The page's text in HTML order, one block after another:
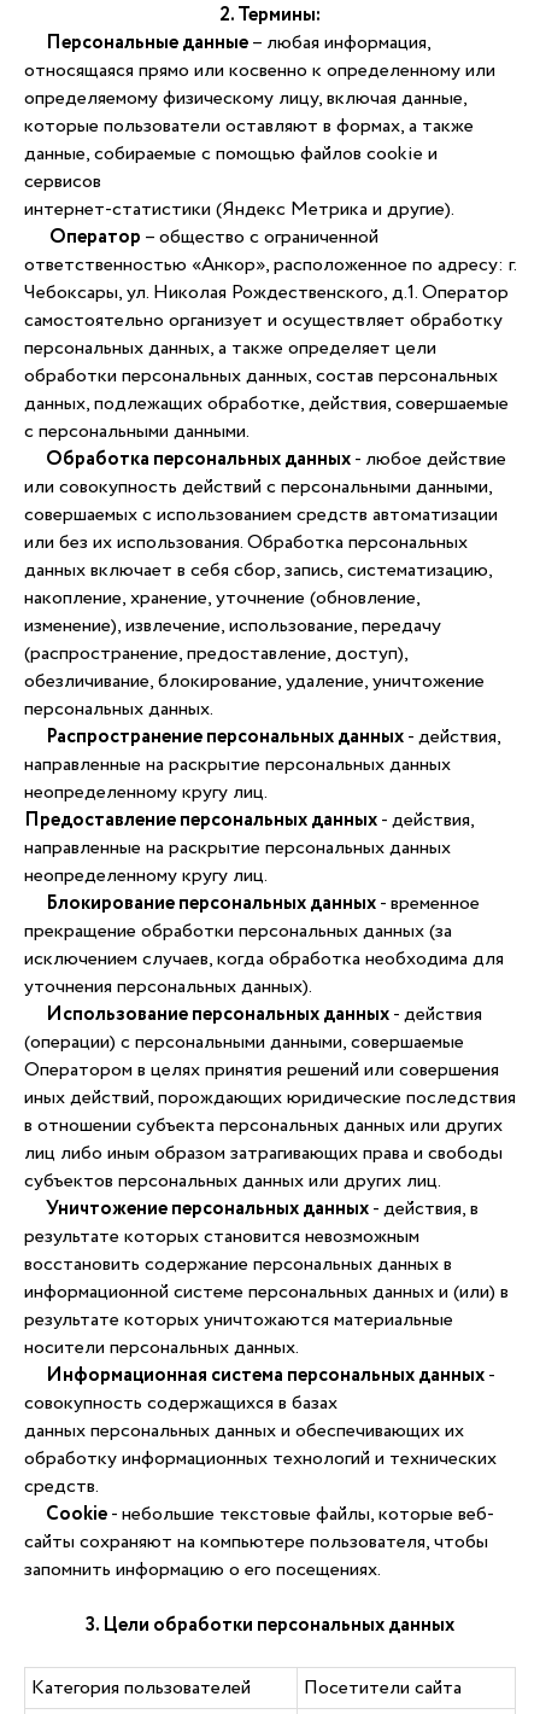
2. Термины:
Персональные данные– любая информация,
относящаяся прямо или косвенно к определенному или
определяемому физическому лицу, включая данные,
которые пользователи оставляют в формах, а также
данные, собираемые с помощью файлов cookie и
сервисов
интернет-статистики (Яндекс Метрика и другие).
Оператор – общество с ограниченной
ответственностью «Анкор», расположенное по адресу: г.
Чебоксары, ул. Николая Рождественского, д.1. Оператор
самостоятельно организует и осуществляет обработку
персональных данных, а также определяет цели
обработки персональных данных, состав персональных
данных, подлежащих обработке, действия, совершаемые
с персональными данными.
Обработка персональных данных- любое действие
или совокупность действий с персональными данными,
совершаемых с использованием средств автоматизации
или без их использования. Обработка персональных
данных включает в себя сбор, запись, систематизацию,
накопление, хранение, уточнение (обновление,
изменение), извлечение, использование, передачу
(распространение, предоставление, доступ),
обезличивание, блокирование, удаление, уничтожение
персональных данных.
Распространение персональных данных- действия,
направленные на раскрытие персональных данных
неопределенному кругу лиц.
Предоставление персональных данных- действия,
направленные на раскрытие персональных данных
неопределенному кругу лиц.
Блокирование персональных данных- временное
прекращение обработки персональных данных (за
исключением случаев, когда обработка необходима для
уточнения персональных данных).
Использование персональных данных- действия
(операции) с персональными данными, совершаемые
Оператором в целях принятия решений или совершения
иных действий, порождающих юридические последствия
в отношении субъекта персональных данных или других
лиц либо иным образом затрагивающих права и свободы
субъектов персональных данных или других лиц.
Уничтожение персональных данных- действия, в
результате которых становится невозможным
восстановить содержание персональных данных в
информационной системе персональных данных и (или) в
результате которых уничтожаются материальные
носители персональных данных.
Информационная система персональных данных-
совокупность содержащихся в базах
данных персональных данных и обеспечивающих их
обработку информационных технологий и технических
средств.
Cookie- небольшие текстовые файлы, которые веб-
сайты сохраняют на компьютере пользователя, чтобы
запомнить информацию о его посещениях.
3. Цели обработки персональных данных
Категория пользователей
Посетители сайта